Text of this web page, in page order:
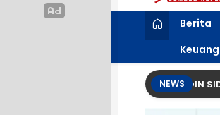
SumberBerita
NEWS
Melek Hukum, BPC PERADIN